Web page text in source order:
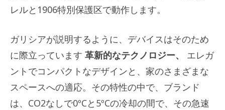
レルと1906特別保護区で動作します。
ガリシアが説明するように、デバイスはそのため
に際立っています 革新的なテクノロジー、
エレガ
ントでコンパクトなデザインと、家のさまざまな
スペースへの適応。その特性の中で、ブランド
は、CO2なしで0ºCと5ºCの冷却の間で、その急速